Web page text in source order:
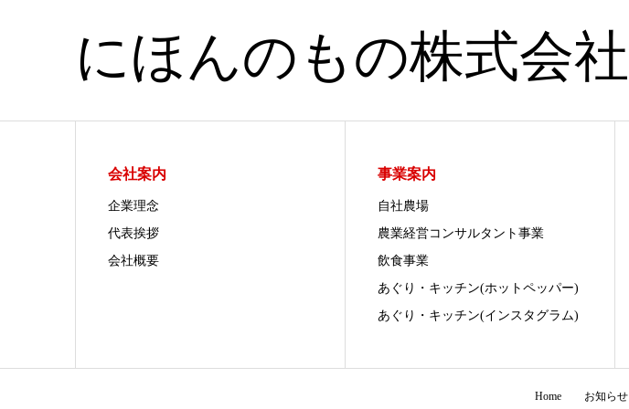
にほんのもの株式会社
会社案内
企業理念
代表挨拶
会社概要
事業案内
自社農場
農業経営コンサルタント事業
飲食事業
あぐり・キッチン(ホットペッパー)
あぐり・キッチン(インスタグラム)
Home お知らせ